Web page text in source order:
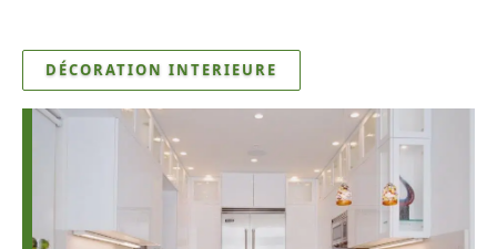
DÉCORATION INTERIEURE